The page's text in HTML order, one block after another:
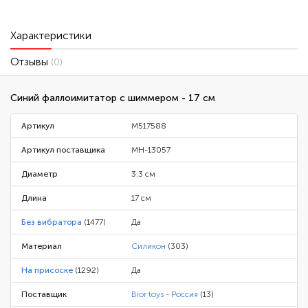
Характеристики
Отзывы (0)
Синий фаллоимитатор с шиммером - 17 см
Артикул M517588
Артикул поставщика MH-13057
Диаметр 3.3 см
Длина 17 см
Без вибратора (1477) Да
Материал Силикон (303)
На присоске (1292) Да
Поставщик Bior toys - Россия (13)